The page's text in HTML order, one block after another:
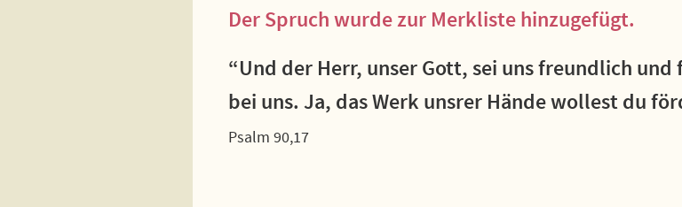
Der Spruch wurde zur Merkliste hinzugefügt.
“Und der Herr, unser Gott, sei uns freundlich
bei uns. Ja, das Werk unsrer Hände wollest du
Psalm 90,17